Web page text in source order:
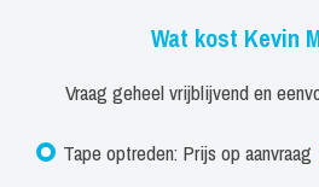
Wat kost Kevin
Vraag geheel vrijblijvend en
Tape optreden: Prijs op aanvraag